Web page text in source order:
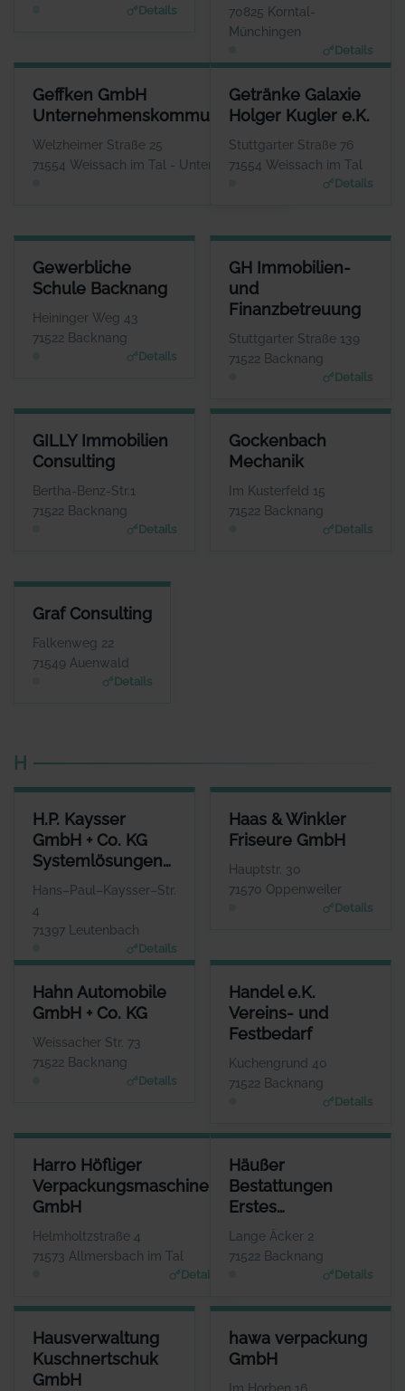
Details
70825 Korntal-
Münchingen
Details
Geffken GmbH
Unternehmenskommunikation
Welzheimer Straße 25
71554 Weissach im Tal - Unterweissach
GEFFKEN GMBH UNTERNEHMENSKOMMUNIKATION
ANSPRECHPARTNER
Herr Thomas Geffken
WEBSITE
www.geffken.net
Getränke Galaxie
Holger Kugler e.K.
Stuttgarter Straße 76
71554 Weissach im Tal
Details
GETRÄNKE GALAXIE HOLGER
Herr
www.getraenke-
Gewerbliche
Schule Backnang
Heininger Weg 43
71522 Backnang
Details
GEWERBLICHE SCHULE BACKNANG
ANSPRECHPARTNER
Frau Isolde Fleuchaus
WEBSITE
GH Immobilien-
und
Finanzbetreuung
Stuttgarter Straße 139
71522 Backnang
Details
GH IMMOBILIEN- UND
GILLY Immobilien
Consulting
Bertha-Benz-Str.1
71522 Backnang
Details
GILLY IMMOBILIEN CONSULTING
Herr Marcel Gilly
www.gilly-immobilien.de
Gockenbach
Mechanik
Im Kusterfeld 15
71522 Backnang
Details
GOCKENBACH MECHANIK
ANSPRECHPARTNER
Frau Barbara Braun
www.gockenbach-faess
Graf Consulting
Falkenweg 22
71549 Auenwald
Details
GRAF CONSULTING
ANSPRECHPARTNER
Herr Charley Graf
WEBSITE
www.grafconsulting.eu
H
H.P. Kaysser
GmbH + Co. KG
Systemlösungen
in Metall
Hans–Paul–Kaysser–Str.
4
71397 Leutenbach
Details
H.P. KAYSSER GMBH + CO. KG SYSTEMLÖSUNGEN IN METALL
ANSPRECHPARTNER
Herr Thomas Kaysser
www.kaysser.de
Haas & Winkler
Friseure GmbH
Hauptstr. 30
71570 Oppenweiler
Details
HAAS & WINKLER FRISEURE
Frau Rebacca
www.haas-winkler-
Hahn Automobile
GmbH + Co. KG
Weissacher Str. 73
71522 Backnang
Details
HAHN AUTOMOBILE GMBH + CO. KG
Herr Frank Stotz
WEBSITE
www.hahn-automobile.de
Handel e.K.
Vereins- und
Festbedarf
Kuchengrund 40
71522 Backnang
Details
HANDEL E.K. VEREINS- UND
Harro Höfliger
Verpackungsmaschinen
GmbH
Helmholtzstraße 4
71573 Allmersbach im Tal
Details
HARRO HÖFLIGER VERPACKUNGSMASCHINEN GMBH
Herr Markus Höfliger
WEBSITE
Häußer
Bestattungen
Erstes
Backnanger
Bestattungsinstitut
Lange Äcker 2
71522 Backnang
Details
HÄUSSER BESTATTUNGEN
Hausverwaltung
Kuschnertschuk
GmbH
HAUSVERWALTUNG KUSCHNERTSCHUK GMBH
ANSPRECHPARTNER
Frau Christine Kuschnertschuk
WEBSITE
hawa verpackung
GmbH
HAWA VERPACKUNG GMBH
ANSPRECHPARTNER
Herr Aaron Ceskutti